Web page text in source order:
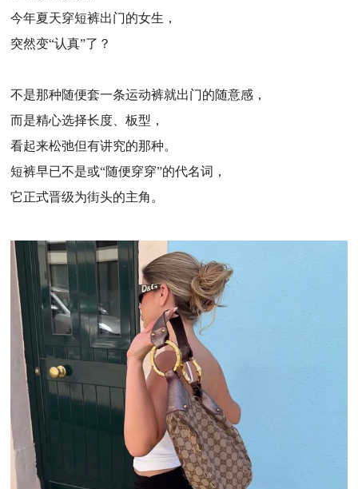
今年夏天穿短裤出门的女生，
突然变“认真”了？
不是那种随便套一条运动裤就出门的随意感，
而是精心选择长度、板型，
看起来松弛但有讲究的那种。
短裤早已不是或“随便穿穿”的代名词，
它正式晋级为街头的主角。